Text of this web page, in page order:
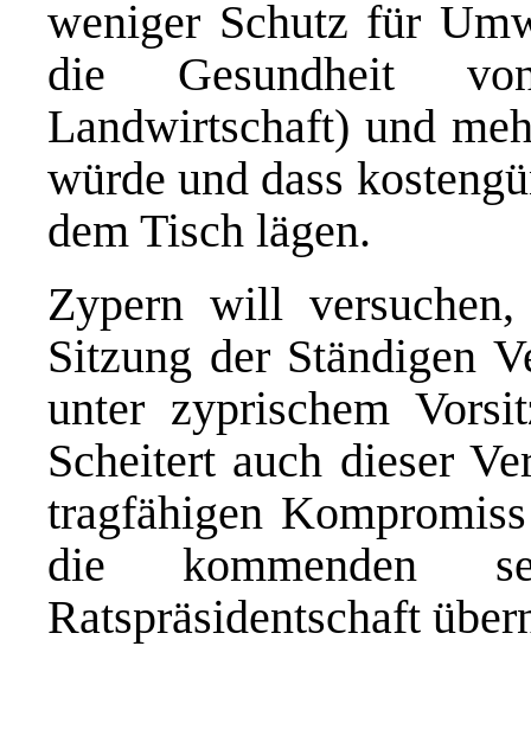
weniger Schutz für
die Gesundheit
Landwirtschaft) und
würde und dass
dem Tisch lägen.
Zypern will
Sitzung der Ständigen
unter zyprischem
Scheitert auch dieser
tragfähigen
die kommenden
Ratspräsidentschaft